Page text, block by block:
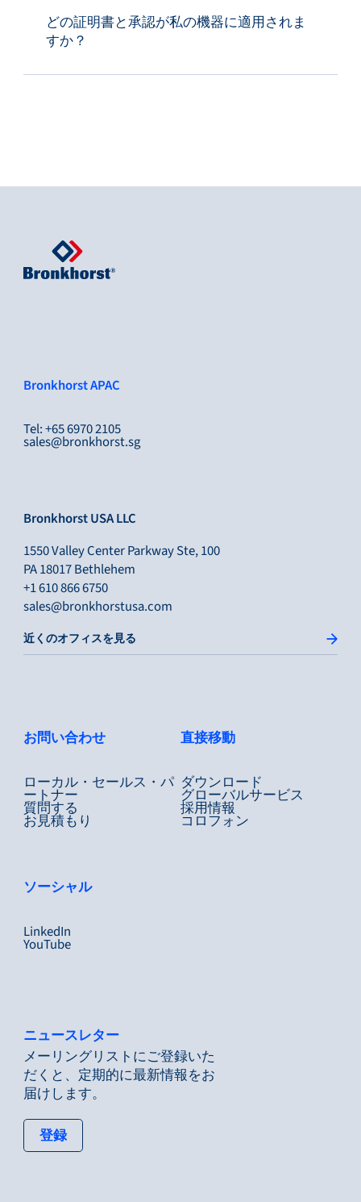
どの証明書と承認が私の機器に適用されま
すか？
Bronkhorst APAC
Tel: +65 6970 2105
sales@bronkhorst.sg
Bronkhorst USA LLC
1550 Valley Center Parkway Ste, 100
PA 18017 Bethlehem
+1 610 866 6750
sales@bronkhorstusa.com
近くのオフィスを見る
お問い合わせ
ローカル・セールス・パ
ートナー
質問する
お見積もり
直接移動
ダウンロード
グローバルサービス
採用情報
コロフォン
ソーシャル
LinkedIn
YouTube
ニュースレター
メーリングリストにご登録いた
だくと、定期的に最新情報をお
届けします。
登録: tertiary button